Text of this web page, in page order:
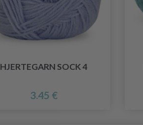
HJERTEGARN SOCK 4
3.45 €